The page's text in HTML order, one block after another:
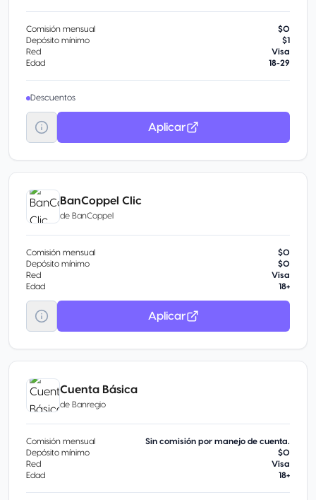
Comisión mensual
$0
Depósito mínimo
$1
Red
Visa
Edad
18-29
Descuentos
Aplicar
BanCoppel Clic
de BanCoppel
Comisión mensual
$0
Depósito mínimo
$0
Red
Visa
Edad
18+
Aplicar
Cuenta Básica
de Banregio
Comisión mensual
Sin comisión por manejo de cuenta.
Depósito mínimo
$0
Red
Visa
Edad
18+